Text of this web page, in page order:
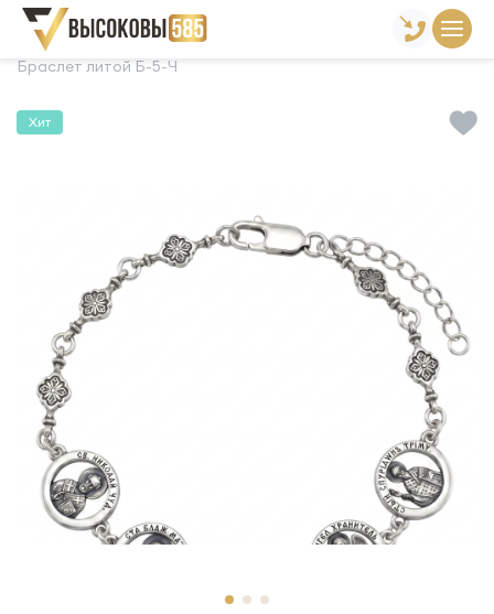
Главная Склад готовой продукции
Браслеты
Браслет литой Б-5-Ч
Хит